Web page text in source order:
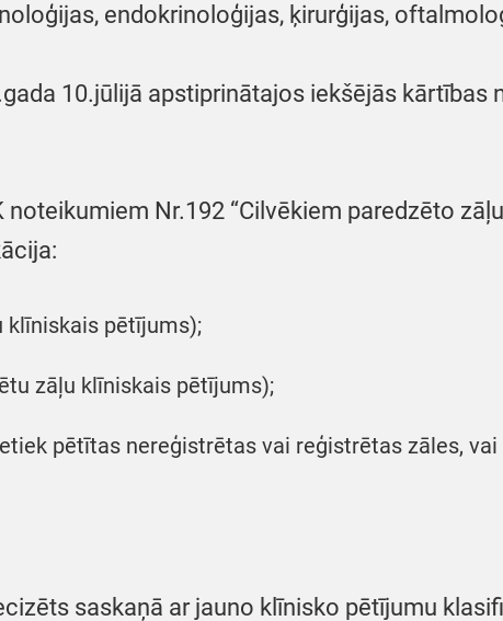
endokrinoloģijas, ķirurģijas,
10.jūlijā apstiprinātajos iekšējās kārtības
Nr.192 “Cilvēkiem paredzēto
klīniskais pētījums);
zāļu klīniskais pētījums);
pētītas nereģistrētas vai reģistrētas zāles,
saskaņā ar jauno klīnisko pētījumu